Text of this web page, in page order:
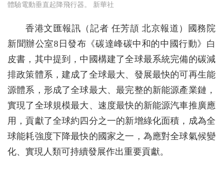
體驗電動垂直起降飛行器。 新華社
香港文匯報訊（記者 任芳頡 北京報道）國務院
新聞辦公室8日發布《碳達峰碳中和的中國行動》白
皮書，其中提到，中國構建了全球最系統完備的碳減
排政策體系，建成了全球最大、發展最快的可再生能
源體系，形成了全球最大、最完整的新能源產業鏈，
實現了全球規模最大、速度最快的新能源汽車推廣應
用，貢獻了全球約四分之一的新增綠化面積，成為全
球能耗強度下降最快的國家之一，為應對全球氣候變
化、實現人類可持續發展作出重要貢獻。